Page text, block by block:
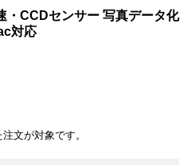
・CCDセンサー 写真データ化
対応
文が対象です。